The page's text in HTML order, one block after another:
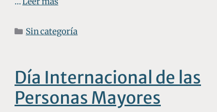
Sin categoría
Día Internacional de las
Personas Mayores